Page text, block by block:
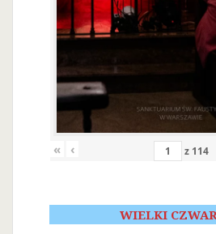
« ‹ z 114
WIELKI